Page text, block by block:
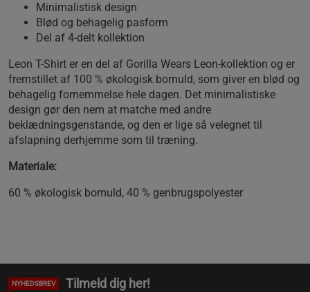
Minimalistisk design
Blød og behagelig pasform
Del af 4-delt kollektion
Leon T-Shirt er en del af Gorilla Wears Leon-kollektion og er
fremstillet af 100 % økologisk bomuld, som giver en blød og
behagelig fornemmelse hele dagen. Det minimalistiske
design gør den nem at matche med andre
beklædningsgenstande, og den er lige så velegnet til
afslapning derhjemme som til træning.
Materiale:
60 % økologisk bomuld, 40 % genbrugspolyester
NYHEDSBREV Tilmeld dig her!